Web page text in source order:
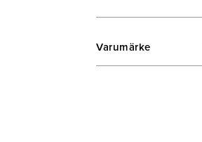
Varumärke